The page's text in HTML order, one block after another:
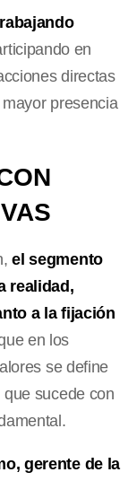
en
directas
presencia
el segmento
realidad,
a la fijación
en los
se define
que sucede con
gerente de la